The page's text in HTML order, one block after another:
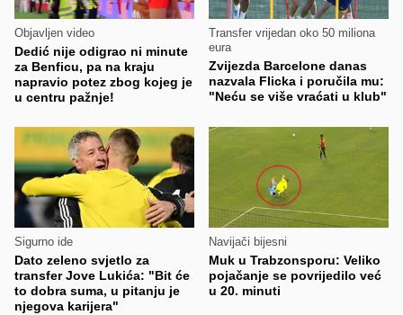
Objavljen video
Dedić nije odigrao ni minute
za Benficu, pa na kraju
napravio potez zbog kojeg je
u centru pažnje!
Transfer vrijedan oko 50 miliona
eura
Zvijezda Barcelone danas
nazvala Flicka i poručila mu:
"Neću se više vraćati u klub"
Sigurno ide
Dato zeleno svjetlo za
transfer Jove Lukića: "Bit će
to dobra suma, u pitanju je
njegova karijera"
Navijači bijesni
Muk u Trabzonsporu: Veliko
pojačanje se povrijedilo već
u 20. minuti